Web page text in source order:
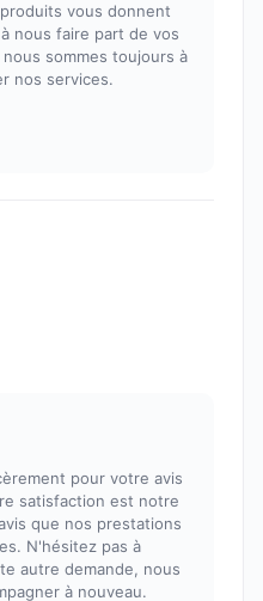
vous donnent
nous faire part de vos
sommes toujours à
nos services.
pour votre avis
satisfaction est notre
que nos prestations
N'hésitez pas à
autre demande, nous
à nouveau.